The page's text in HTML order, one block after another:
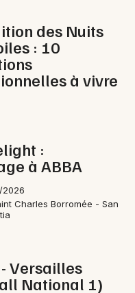
des Nuits
: 10
à vivre
:
à ABBA
2026
Charles Borromée - San
Versailles
National 1)